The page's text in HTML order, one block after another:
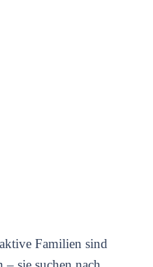
Familien sind